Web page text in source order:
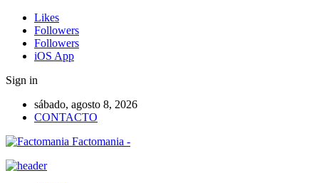
Likes
Followers
Followers
iOS App
Sign in
sábado, agosto 8, 2026
CONTACTO
Factomania -